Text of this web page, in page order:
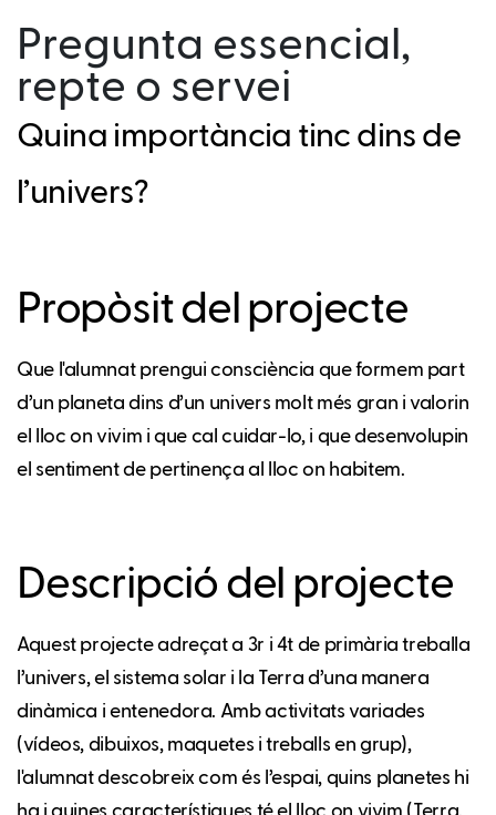
Pregunta essencial,
repte o servei
Quina importància tinc dins de
l’univers?
Propòsit del projecte
Que l'alumnat prengui consciència que formem part
d’un planeta dins d’un univers molt més gran i valorin
el lloc on vivim i que cal cuidar-lo, i que desenvolupin
el sentiment de pertinença al lloc on habitem.
Descripció del projecte
Aquest projecte adreçat a 3r i 4t de primària treballa
l’univers, el sistema solar i la Terra d’una manera
dinàmica i entenedora. Amb activitats variades
(vídeos, dibuixos, maquetes i treballs en grup),
l'alumnat descobreix com és l’espai, quins planetes hi